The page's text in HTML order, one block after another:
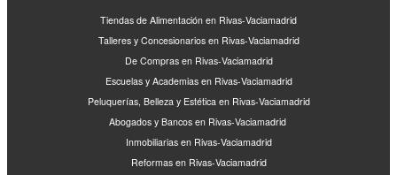
Tiendas de Alimentación en Rivas-Vaciamadrid
Talleres y Concesionarios en Rivas-Vaciamadrid
De Compras en Rivas-Vaciamadrid
Escuelas y Academias en Rivas-Vaciamadrid
Peluquerías, Belleza y Estética en Rivas-Vaciamadrid
Abogados y Bancos en Rivas-Vaciamadrid
Inmobiliarias en Rivas-Vaciamadrid
Reformas en Rivas-Vaciamadrid